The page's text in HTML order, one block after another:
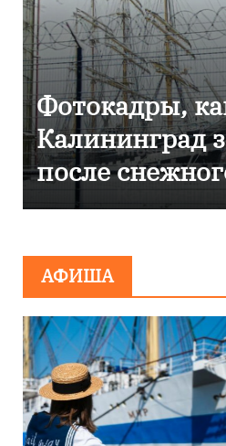
как
завалило
снежного бурана
АФИША